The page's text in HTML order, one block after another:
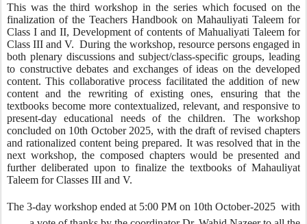
This was the third workshop in the series which focused on the
finalization of the Teachers Handbook on Mahauliyati Taleem for
Class I and II, Development of contents of Mahualiyati Taleem for
Class III and V. During the workshop, resource persons engaged in
both plenary discussions and subject/class-specific groups, leading
to constructive debates and exchanges of ideas on the developed
content. This collaborative process facilitated the addition of new
content and the rewriting of existing ones, ensuring that the
textbooks become more contextualized, relevant, and responsive to
present-day educational needs of the children. The workshop
concluded on 10th October 2025, with the draft of revised chapters
and rationalized content being prepared. It was resolved that in the
next workshop, the composed chapters would be presented and
further deliberated upon to finalize the textbooks of Mahauliyat
Taleem for Classes III and V.
The 3-day workshop ended at 5:00 PM on 10th October-2025 with